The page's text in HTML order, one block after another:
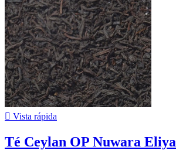
 Vista rápida
Té Ceylan OP Nuwara Eliya